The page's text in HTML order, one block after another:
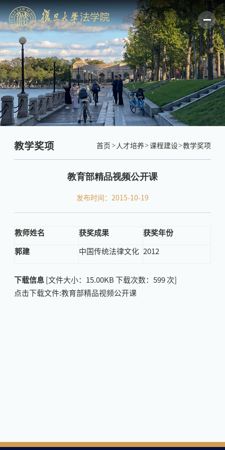
教学奖项 首页 人才培养 课程建设 教学奖项
教育部精品视频公开课
发布时间：2015-10-19
教师姓名 获奖成果 获奖年份
郭建 中国传统法律文化 2012
下载信息 [文件大小： 15.00KB 下载次数： 599次]
点击下载文件:教育部精品视频公开课